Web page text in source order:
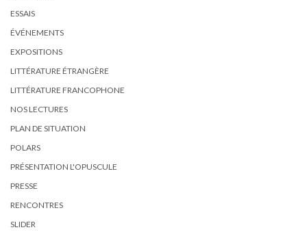
ESSAIS
ÉVÉNEMENTS
EXPOSITIONS
LITTÉRATURE ÉTRANGÈRE
LITTÉRATURE FRANCOPHONE
NOS LECTURES
PLAN DE SITUATION
POLARS
PRÉSENTATION L'OPUSCULE
PRESSE
RENCONTRES
SLIDER